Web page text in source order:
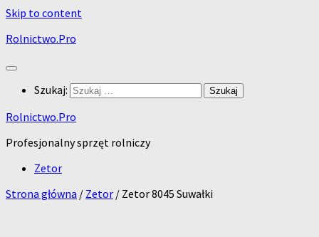
Skip to content
Rolnictwo.Pro
Szukaj:
Rolnictwo.Pro
Profesjonalny sprzęt rolniczy
Zetor
Strona główna / Zetor / Zetor 8045 Suwałki